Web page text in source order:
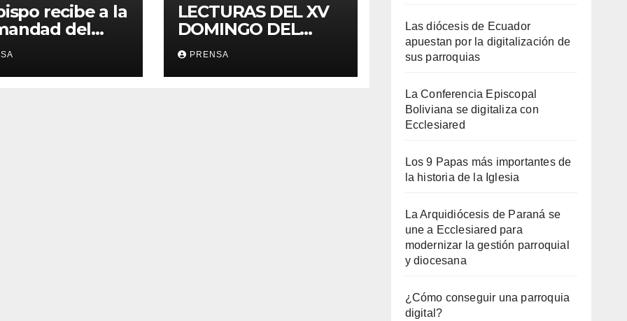
recibe a la
del
LECTURAS DEL XV
DOMINGO DEL
TIEMPO
ORDINARIO (A)
PRENSA
Las diócesis de Ecuador
apuestan por la digitalización de
sus parroquias
La Conferencia Episcopal
Boliviana se digitaliza con
Ecclesiared
Los 9 Papas más importantes de
la historia de la Iglesia
La Arquidiócesis de Paraná se
une a Ecclesiared para
modernizar la gestión parroquial
y diocesana
¿Cómo conseguir una parroquia
digital?